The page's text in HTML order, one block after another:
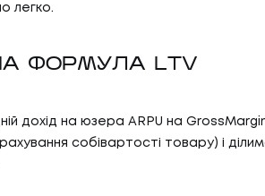
легко.
ФОРМУЛА LTV
дохід на юзера ARPU на
собівартості товару) і